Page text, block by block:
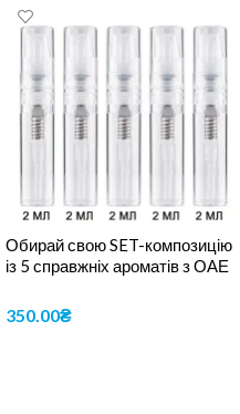
Обирай свою SET-композицію
із 5 справжніх ароматів з ОАЕ
350.00₴